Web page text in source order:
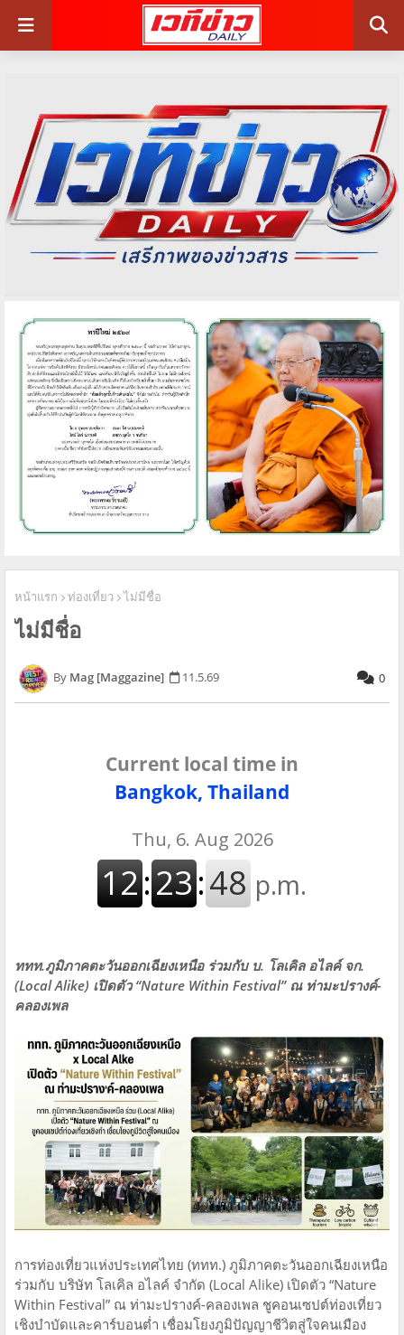
หน้าแรก ท่องเที่ยว ไม่มีชื่อ
ไม่มีชื่อ
Mag [Maggazine] 11.5.69 0
Current local time in
Bangkok, Thailand
ททท.ภูมิภาคตะวันออกเฉียงเหนือ ร่วมกับ บ. โลเคิล อไลค์ จก.
(Local Alike) เปิดตัว “Nature Within Festival” ณ ท่ามะปรางค์-
คลองเพล
การท่องเที่ยวแห่งประเทศไทย (ททท.) ภูมิภาคตะวันออกเฉียงเหนือ
ร่วมกับ บริษัท โลเคิล อไลค์ จำกัด (Local Alike) เปิดตัว “Nature
Within Festival” ณ ท่ามะปรางค์-คลองเพล ชูคอนเซปต์ท่องเที่ยว
เชิงบำบัดและคาร์บอนต่ำ เชื่อมโยงภูมิปัญญาชีวิตสู่ใจคนเมือง